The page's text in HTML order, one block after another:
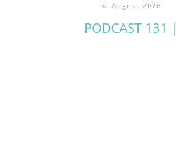
5. August 2026
PODCAST 131 |